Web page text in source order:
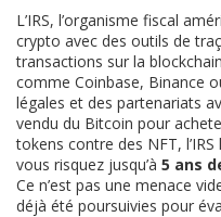
L’IRS, l’organisme fiscal
crypto avec des outils de
transactions sur la
comme Coinbase, Binance
légales et des partenariats
vendu du Bitcoin pour
tokens contre des NFT,
vous risquez jusqu’à 5 ans
Ce n’est pas une menace
déjà été poursuivies pour